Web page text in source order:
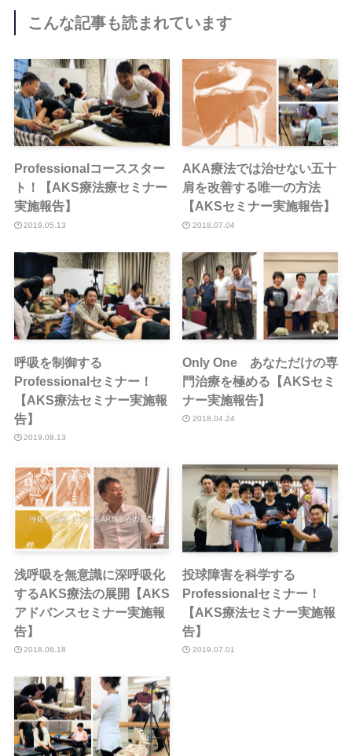
こんな記事も読まれています
Professionalコーススター
ト！【AKS療法療セミナー
実施報告】
2019.05.13
AKA療法では治せない五十
肩を改善する唯一の方法
【AKSセミナー実施報告】
2018.07.04
呼吸を制御する
Professionalセミナー！
【AKS療法セミナー実施報
告】
2019.08.13
Only One あなただけの専
門治療を極める【AKSセミ
ナー実施報告】
2018.04.24
浅呼吸を無意識に深呼吸化
するAKS療法の展開【AKS
アドバンスセミナー実施報
告】
2018.06.18
投球障害を科学する
Professionalセミナー！
【AKS療法セミナー実施報
告】
2019.07.01